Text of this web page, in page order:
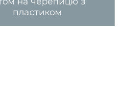
пластиком